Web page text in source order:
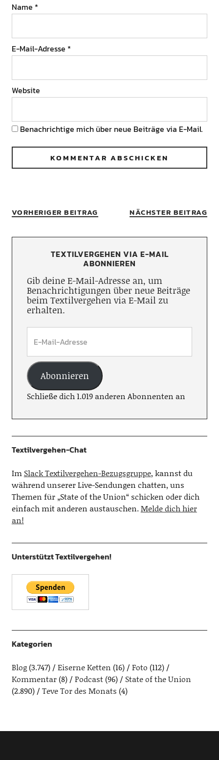
Name *
E-Mail-Adresse *
Website
Benachrichtige mich über neue Beiträge via E-Mail.
VORHERIGER BEITRAG NÄCHSTER BEITRAG
TEXTILVERGEHEN VIA E-MAIL
ABONNIEREN
Gib deine E-Mail-Adresse an, um
Benachrichtigungen über neue Beiträge
beim Textilvergehen via E-Mail zu
erhalten.
Abonnieren
Schließe dich 1.019 anderen Abonnenten an
Textilvergehen-Chat
Im Slack Textilvergehen-Bezugsgruppe, kannst du
während unserer Live-Sendungen chatten, uns
Themen für „State of the Union“ schicken oder dich
einfach mit anderen austauschen.Melde dich hier
an!
Unterstützt Textilvergehen!
Kategorien
Blog(3.747) Eiserne Ketten (16) Foto (112)
Kommentar(8) Podcast(96)
State of the Union
(2.890)
Teve Tor des Monats (4)